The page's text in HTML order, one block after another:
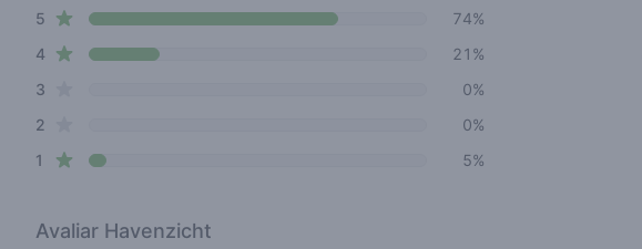
Review data
5 star reviews
74%
4star reviews
21%
3
0%
2
0%
1 star reviews 5%
Avaliar Havenzicht